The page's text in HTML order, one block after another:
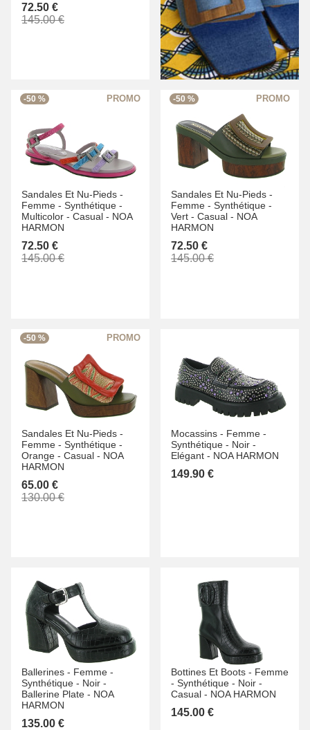
72.50 €
145.00 €
-50 %
Sandales Et Nu-Pieds -
Femme - Synthétique -
Multicolor - Casual - NOA
HARMON
72.50 €
145.00 €
-50 %
Sandales Et Nu-Pieds -
Femme - Synthétique -
Vert - Casual - NOA
HARMON
72.50 €
145.00 €
-50 %
Sandales Et Nu-Pieds -
Femme - Synthétique -
Orange - Casual - NOA
HARMON
65.00 €
130.00 €
Mocassins - Femme -
Synthétique - Noir -
Elégant - NOA HARMON
149.90 €
Ballerines - Femme -
Synthétique - Noir -
Ballerine Plate - NOA
HARMON
135.00 €
Bottines Et Boots - Femme
- Synthétique - Noir -
Casual - NOA HARMON
145.00 €